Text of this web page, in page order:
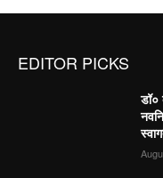
EDITOR PICKS
डॉ०